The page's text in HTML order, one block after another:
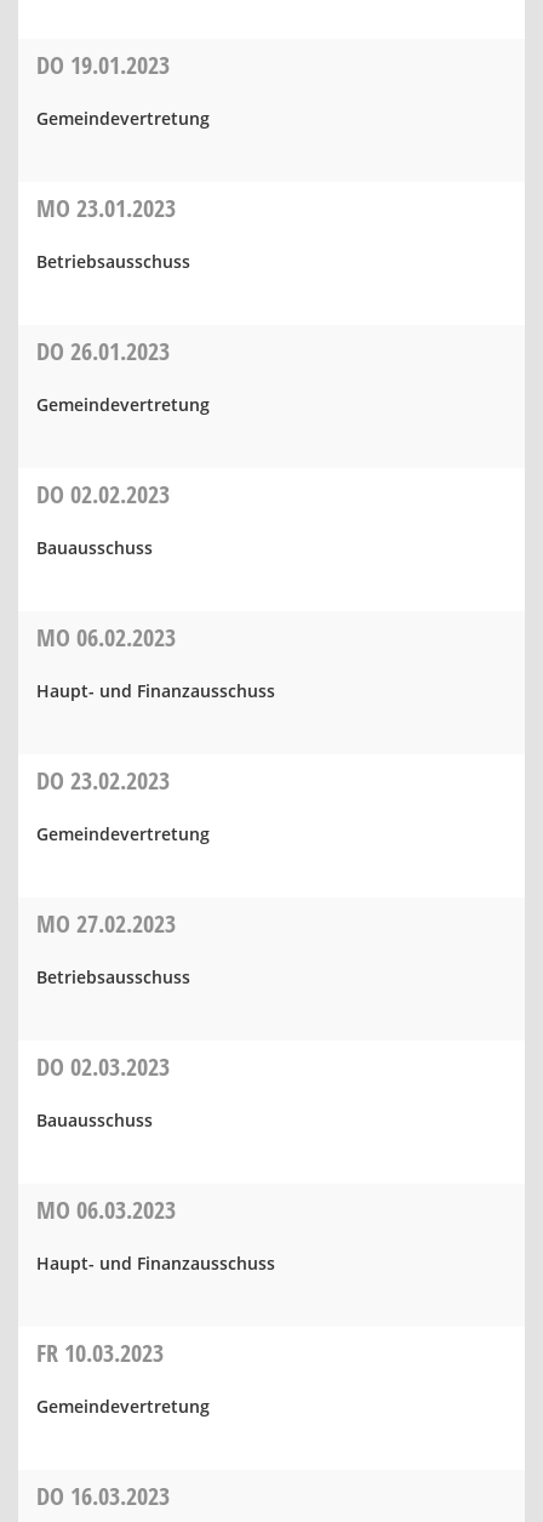
DO 19.01.2023
Gemeindevertretung
MO 23.01.2023
Betriebsausschuss
DO 26.01.2023
Gemeindevertretung
DO 02.02.2023
Bauausschuss
MO 06.02.2023
Haupt- und Finanzausschuss
DO 23.02.2023
Gemeindevertretung
MO 27.02.2023
Betriebsausschuss
DO 02.03.2023
Bauausschuss
MO 06.03.2023
Haupt- und Finanzausschuss
FR 10.03.2023
Gemeindevertretung
DO 16.03.2023